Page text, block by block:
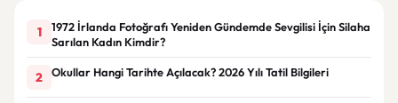
1
1972 İrlanda Fotoğrafı Yeniden Gündemde Sevgilisi İçin Silaha
Sarılan Kadın Kimdir?
2 Okullar Hangi Tarihte Açılacak? 2026 Yılı Tatil Bilgileri